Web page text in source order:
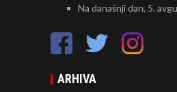
Na današnji dan, 5.
ARHIVA